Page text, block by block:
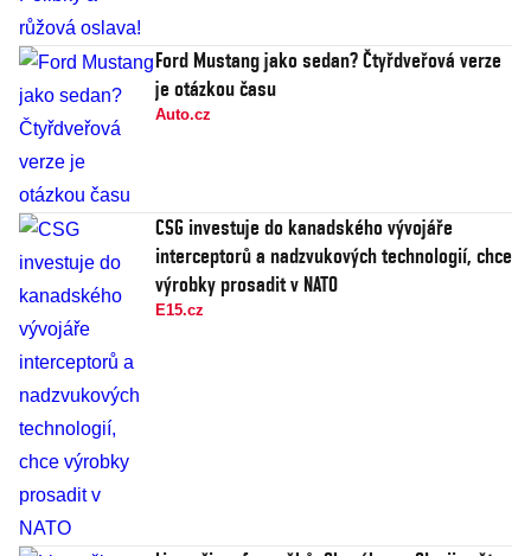
Ford Mustang jako sedan? Čtyřdveřová verze
je otázkou času
Auto.cz
CSG investuje do kanadského vývojáře
interceptorů a nadzvukových technologií, chce
výrobky prosadit v NATO
E15.cz